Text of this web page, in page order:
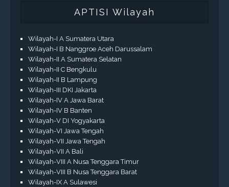
APTISI Wilayah
Wilayah-I A Sumatera Utara
Wilayah-I B Nanggroe Aceh Darussalam
Wilayah-II A Sumatera Selatan
Wilayah-II C Bengkulu
Wilayah-II B Lampung
Wilayah-III DKI Jakarta
Wilayah-IV A Jawa Barat
Wilayah-IV B Banten
Wilayah-V DI Yogyakarta
Wilayah-VI Jawa Tengah
Wilayah-VII Jawa Tengah
Wilayah-VII A Bali
Wilayah-VIII A Nusa Tenggara Timur
Wilayah-VIII B Nusa Tenggara Barat
Wilayah-IX A Sulawesi